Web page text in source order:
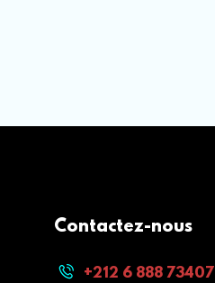
Contactez-nous
+212 6 888 73407